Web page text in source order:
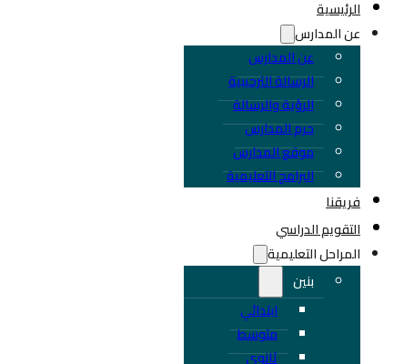
الرئيسية
عن المدارس
عن المدارس
الرسالة الترحيبية
الرؤية والرسالة
حرم المدارس
موقع المدارس
البرامج التعليمية
فريقنا
التقويم الدراسي
المراحل التعليمية
بنين
ابتدائي
متوسط
ثانوي